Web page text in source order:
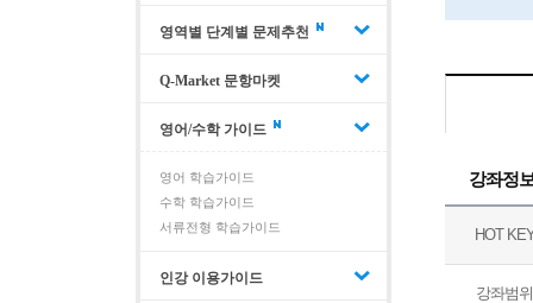
영역별 단계별 문제추천
Q-Market 문항마켓
영어/수학 가이드
영어 학습가이드
수학 학습가이드
서류전형 학습가이드
인강 이용가이드
강좌정
HOT
강좌범위